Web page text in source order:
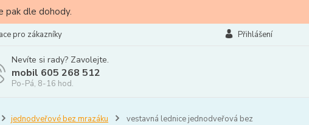
pak dle dohody.
pro zákazníky Přihlášení
Nevíte si rady? Zavolejte.
mobil 605 268 512
Po-Pá, 8-16 hod.
jednodveřové bez mrazáku
vestavná lednice jednodveřová bez